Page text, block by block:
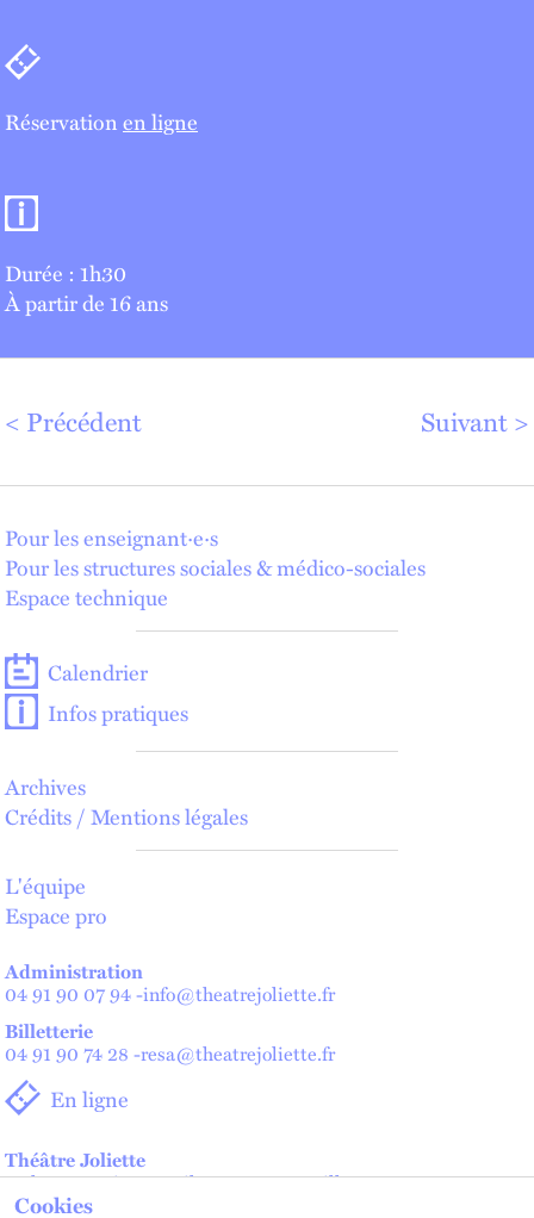
Billetterie
Réservationen ligne
Informations pratiques
Durée : 1h30
À partir de 16 ans
Précédent Suivant
Pour les enseignant·e·s
Pour les structures sociales & médico-sociales
Espace technique
Calendrier
Infos pratiques
Archives
Crédits / Mentions légales
L'équipe
Espace pro
Administration
04 91 90 07 94-info@theatrejoliette.fr
Billetterie
04 91 90 74 28 -resa@theatrejoliette.fr
En ligne
Théâtre Joliette
2 place Henri Verneuil - 13002 Marseille
Cookies